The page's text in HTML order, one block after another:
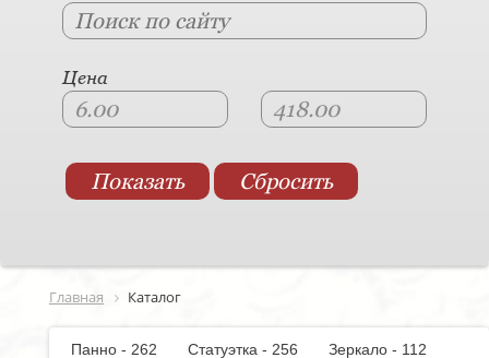
Цена
Главная Каталог
Панно - 262 Статуэтка - 256
Зеркало - 112